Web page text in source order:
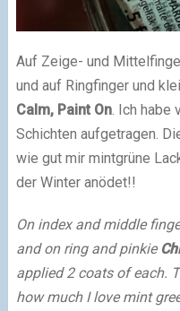
Auf Zeige- und
und auf Ringfinger und
Calm, Paint On. Ich habe
Schichten aufgetragen.
wie gut mir mintgrüne
der Winter anödet!!
On index and middle
and on ring and pinkie
applied 2 coats of each.
how much I love mint